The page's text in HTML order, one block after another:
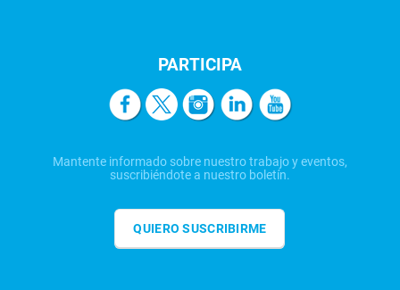
PARTICIPA
Mantente informado sobre nuestro trabajo y eventos,
suscribiéndote a nuestro boletín.
QUIERO SUSCRIBIRME